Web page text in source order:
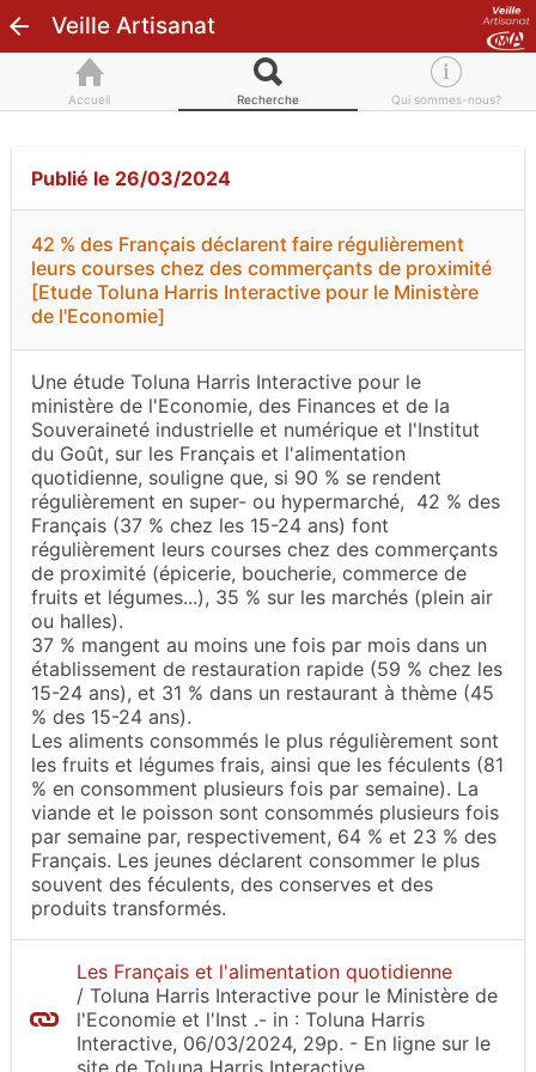
Veille Artisanat
Accueil Recherche Qui sommes-nous?
Publié le 26/03/2024
42 % des Français déclarent faire régulièrement
leurs courses chez des commerçants de proximité
[Etude Toluna Harris Interactive pour le Ministère
de l'Economie]
Une étude Toluna Harris Interactive pour le
ministère de l'Economie, des Finances et de la
Souveraineté industrielle et numérique et l'Institut
du Goût, sur les Français et l'alimentation
quotidienne, souligne que, si 90 % se rendent
régulièrement en super- ou hypermarché, 42 % des
Français (37 % chez les 15-24 ans) font
régulièrement leurs courses chez des commerçants
de proximité (épicerie, boucherie, commerce de
fruits et légumes...), 35 % sur les marchés (plein air
ou halles).
37 % mangent au moins une fois par mois dans un
établissement de restauration rapide (59 % chez les
15-24 ans), et 31 % dans un restaurant à thème (45
% des 15-24 ans).
Les aliments consommés le plus régulièrement sont
les fruits et légumes frais, ainsi que les féculents (81
% en consomment plusieurs fois par semaine). La
viande et le poisson sont consommés plusieurs fois
par semaine par, respectivement, 64 % et 23 % des
Français. Les jeunes déclarent consommer le plus
souvent des féculents, des conserves et des
produits transformés.
Les Français et l'alimentation quotidienne
/ Toluna Harris Interactive pour le Ministère de
l'Economie et l'Inst .- in : Toluna Harris
Interactive, 06/03/2024, 29p. - En ligne sur le
site de Toluna Harris Interactive